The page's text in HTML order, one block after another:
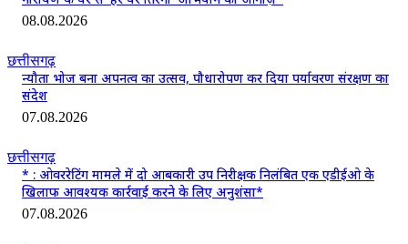
08.08.2026
छत्तीसगढ़
न्यौता भोज बना अपनत्व का उत्सव, पौधारोपण कर दिया पर्यावरण संरक्षण का
संदेश
07.08.2026
छत्तीसगढ़
* : ओवररेटिंग मामले में दो आबकारी उप निरीक्षक निलंबित एक एडीईओ के
खिलाफ आवश्यक कार्रवाई करने के लिए अनुशंसा*
07.08.2026